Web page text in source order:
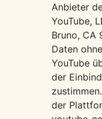
Anbieter
YouTube,
Bruno, CA
Daten
YouTube
der
der